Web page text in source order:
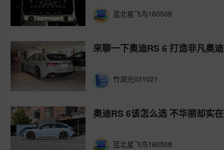
蓝北星飞鸟160508
来聊一下奥迪RS 6 打造非凡奥
竹湖光031021
奥迪RS 6该怎么选 不华丽却实在
蓝北星飞鸟160508